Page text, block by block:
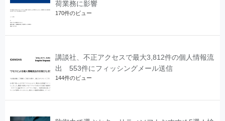
荷業務に影響
170件のビュー
講談社、不正アクセスで最大3,812件の個人情報流
出 553件にフィッシングメール送信
144件のビュー